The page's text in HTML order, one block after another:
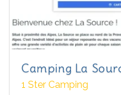
Camping La
1 Ster Camping